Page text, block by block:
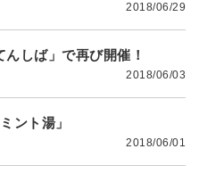
2018/06/29
しば」で再び開催！
2018/06/03
ント湯」
2018/06/01